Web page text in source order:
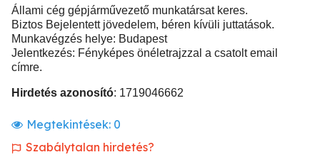
Állami cég gépjárművezető munkatársat keres.
Biztos Bejelentett jövedelem, béren kívüli juttatások.
Munkavégzés helye: Budapest
Jelentkezés: Fényképes önéletrajzzal a csatolt email
címre.
Hirdetés azonosító: 1719046662
Megtekintések: 0
Szabálytalan hirdetés?